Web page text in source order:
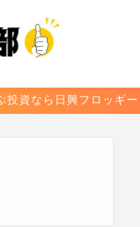
投資なら日興フロッギー